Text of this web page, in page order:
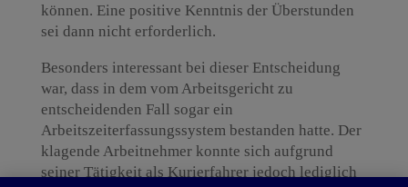
können. Eine positive Kenntnis der Überstunden
sei dann nicht erforderlich.
Besonders interessant bei dieser Entscheidung
war, dass in dem vom Arbeitsgericht zu
entscheidenden Fall sogar ein
Arbeitszeiterfassungssystem bestanden hatte. Der
klagende Arbeitnehmer konnte sich aufgrund
seiner Tätigkeit als Kurierfahrer jedoch lediglich